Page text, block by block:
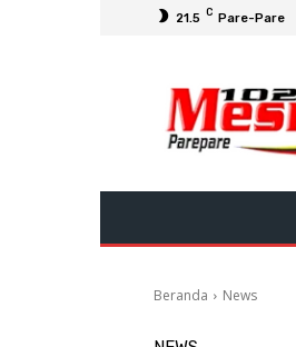
21.5 C Pare-Pare
Beranda News